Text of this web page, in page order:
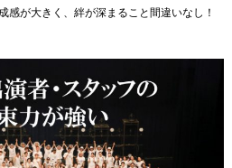
感が大きく、絆が深まること間違いなし！